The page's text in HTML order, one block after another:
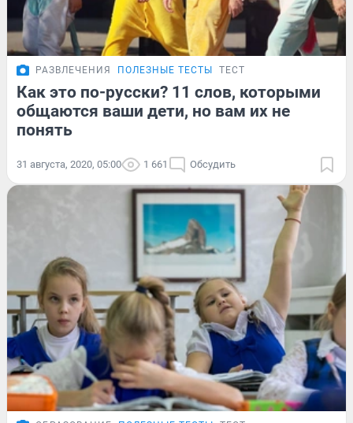
РАЗВЛЕЧЕНИЯ ПОЛЕЗНЫЕ ТЕСТЫ ТЕСТ
Как это по-русски? 11 слов, которыми
общаются ваши дети, но вам их не
понять
31 августа, 2020, 05:00 1 661 Обсудить